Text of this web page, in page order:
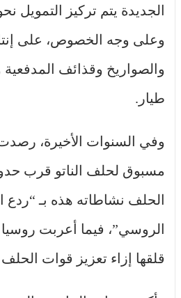
الجديدة يتم تركيز التمويل
وعلى وجه الخصوص، على
والصواريخ وقذائف
طيار.
وفي السنوات الأخيرة،
مسبوق لحلف الناتو قرب
الحلف نشاطاته هذه بـ “ردع
الروسي”، فيما أعربت
قلقها إزاء تعزيز قوات